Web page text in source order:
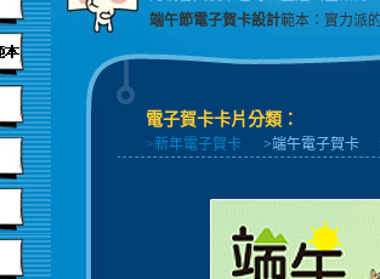
端午節電子賀卡設計範本：實力派
電子賀卡卡片分類：
>新年電子賀卡 >端午電子賀卡